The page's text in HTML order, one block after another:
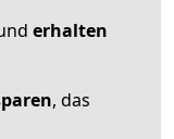
erhalten
, das